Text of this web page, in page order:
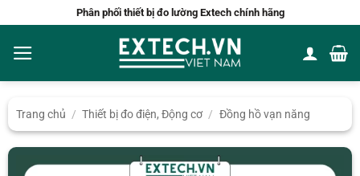
nội
dung
Phân phối thiết bị đo lường Extech chính hãng
Trang chủ / Thiết bị đo điện, Động cơ / Đồng hồ vạn năng